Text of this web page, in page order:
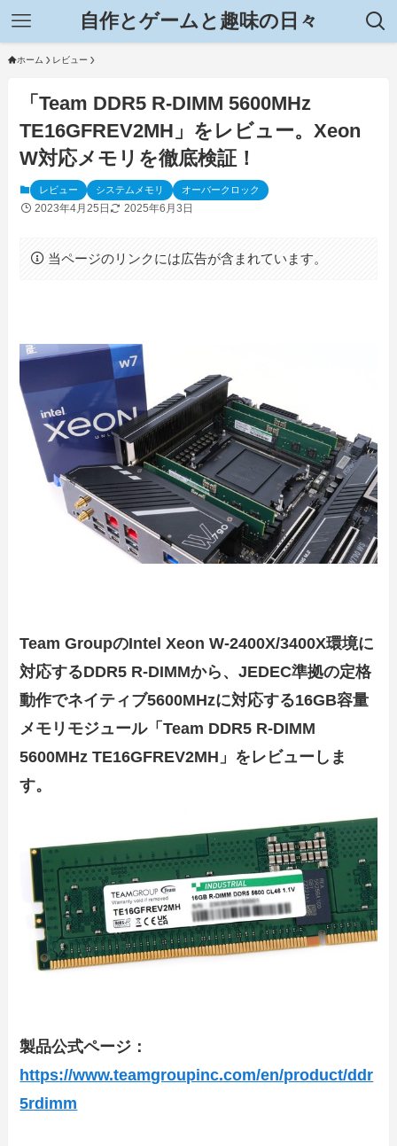
自作とゲームと趣味の日々
ホーム レビュー
「Team DDR5 R-DIMM 5600MHz
TE16GFREV2MH」をレビュー。Xeon
W対応メモリを徹底検証！
レビュー システムメモリ オーバークロック
2023年4月25日 2025年6月3日
当ページのリンクには広告が含まれています。
Team GroupのIntel Xeon W-2400X/3400X環境に
対応するDDR5 R-DIMMから、JEDEC準拠の定格
動作でネイティブ5600MHzに対応する16GB容量
メモリモジュール「Team DDR5 R-DIMM
5600MHz TE16GFREV2MH」をレビューしま
す。
製品公式ページ：
https://www.teamgroupinc.com/en/product/ddr
5rdimm